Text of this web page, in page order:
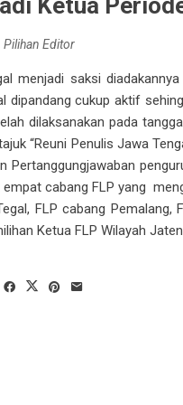
Ketua
Pilihan Editor
menjadi saksi
dipandang cukup aktif
dilaksanakan pada
“Reuni Penulis Jawa
Pertanggungjawaban
empat cabang FLP yang
FLP cabang Pemalang,
Ketua FLP Wilayah